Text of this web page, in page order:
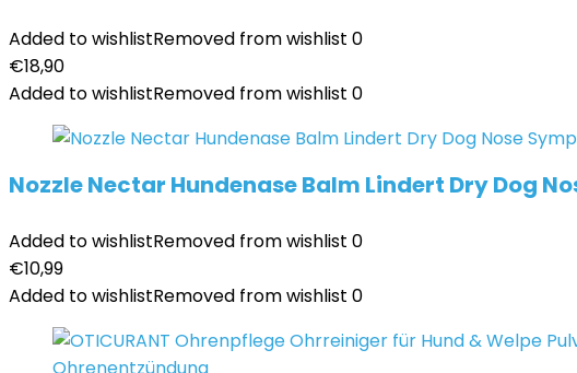
Added to wishlistRemoved from wishlist 0
€18,90
Added to wishlistRemoved from wishlist 0
Nozzle Nectar Hundenase Balm Lindert Dry Dog
Added to wishlistRemoved from wishlist 0
€10,99
Added to wishlistRemoved from wishlist 0